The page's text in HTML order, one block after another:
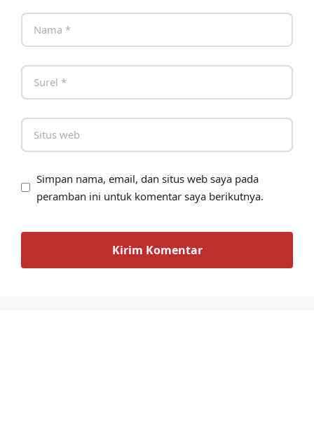
Simpan nama, email, dan situs web saya pada
peramban ini untuk komentar saya berikutnya.